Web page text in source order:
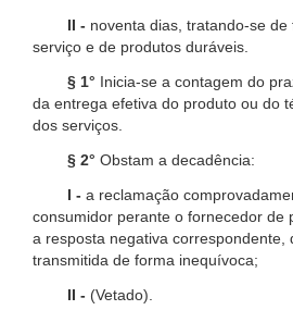
II - noventa dias, tratando-se
serviço e de produtos duráveis.
§ 1° Inicia-se a contagem do
da entrega efetiva do produto ou do
dos serviços.
§ 2° Obstam a decadência:
I - a reclamação
consumidor perante o fornecedor de
a resposta negativa correspondente,
transmitida de forma inequívoca;
II - (Vetado).